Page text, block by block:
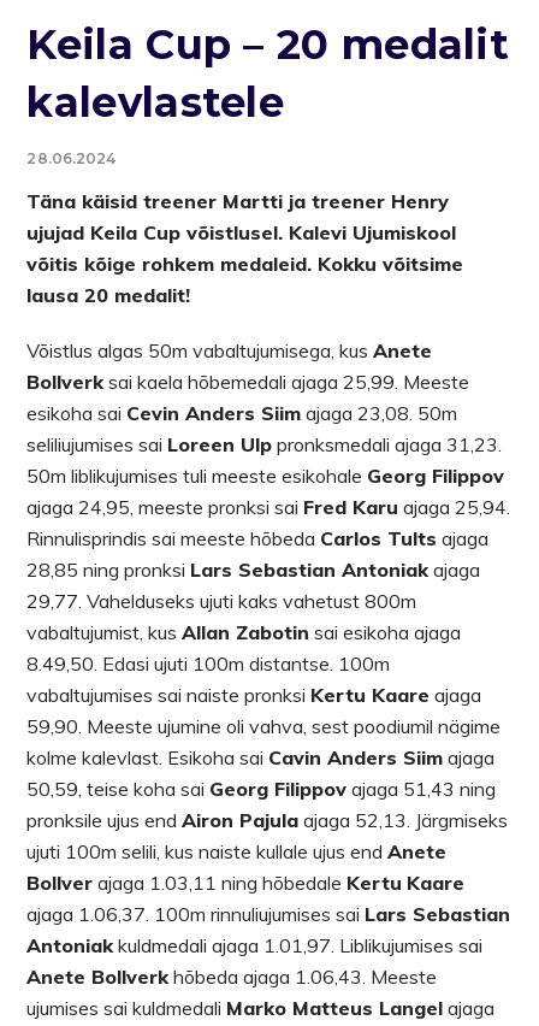
Keila Cup – 20 medalit
kalevlastele
28.06.2024
Täna käisid treener Martti ja treener Henry
ujujad Keila Cup võistlusel. Kalevi Ujumiskool
võitis kõige rohkem medaleid. Kokku võitsime
lausa 20 medalit!
Võistlus algas 50m vabaltujumisega, kusAnete
Bollverksai kaela hõbemedali ajaga 25,99. Meeste
esikoha sai Cevin Anders Siim ajaga 23,08. 50m
seliliujumises sai Loreen Ulp pronksmedali ajaga 31,23.
50m liblikujumises tuli meeste esikohale Georg Filippov
ajaga 24,95, meeste pronksi sai Fred Karu ajaga 25,94.
Rinnulisprindis sai meeste hõbeda Carlos Tults ajaga
28,85 ning pronksi Lars Sebastian Antoniakajaga
29,77. Vahelduseks ujuti kaks vahetust 800m
vabaltujumist, kusAllan Zabotin sai esikoha ajaga
8.49,50. Edasi ujuti 100m distantse. 100m
vabaltujumises sai naiste pronksi Kertu Kaare ajaga
59,90. Meeste ujumine oli vahva, sest poodiumil nägime
kolme kalevlast. Esikoha sai Cavin Anders Siim ajaga
50,59, teise koha sai Georg Filippov ajaga 51,43 ning
pronksile ujus endAiron Pajula ajaga 52,13. Järgmiseks
ujuti 100m selili, kus naiste kullale ujus endAnete
Bollver ajaga 1.03,11 ning hõbedale Kertu Kaare
ajaga 1.06,37. 100m rinnuliujumises sai Lars Sebastian
Antoniakkuldmedali ajaga 1.01,97. Liblikujumises sai
Anete Bollverkhõbeda ajaga 1.06,43. Meeste
ujumises sai kuldmedali Marko Matteus Langel ajaga